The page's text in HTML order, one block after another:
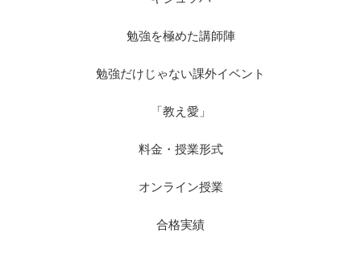
勉強を極めた講師陣
勉強だけじゃない課外イベント
「教え愛」
料金・授業形式
オンライン授業
合格実績